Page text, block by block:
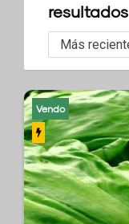
resultados
Vendo